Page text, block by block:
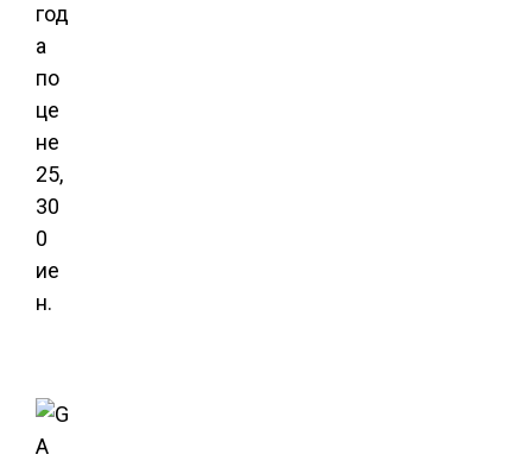
год
а
по
це
не
25,
30
0
ие
н.